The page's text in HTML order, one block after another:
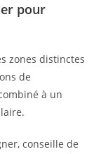
pour
zones distinctes
de
à un
conseille de